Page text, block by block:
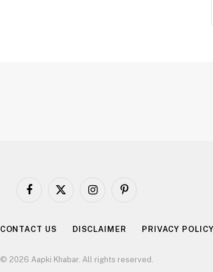
Facebook
X
InstagramPinterest
CONTACT US DISCLAIMER PRIVACY POLICY
© 2026 Aapki Khabar. All rights reserved.